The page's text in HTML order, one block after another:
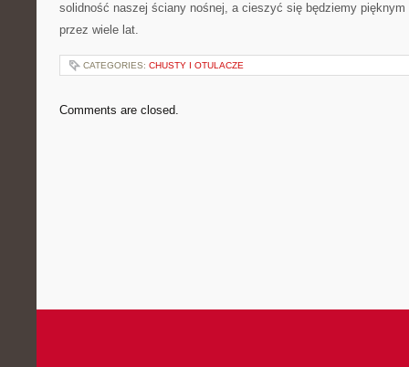
solidność naszej ‌ściany nośnej, a cieszyć się będziemy
przez wiele ‌lat.
CATEGORIES: CHUSTY I OTULACZE
Comments are closed.